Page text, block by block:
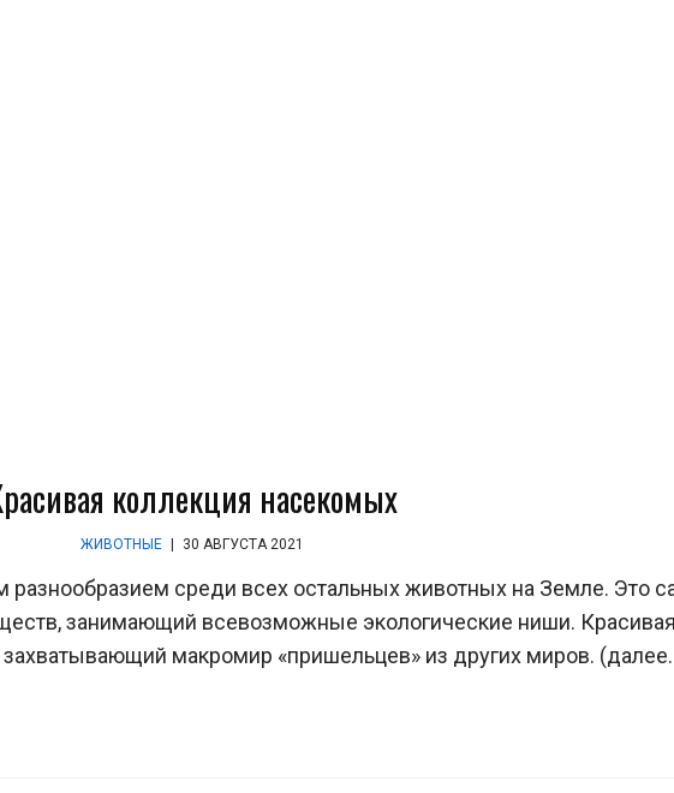
коллекция насекомых
ЖИВОТНЫЕ | 30 АВГУСТА 2021
среди всех остальных животных на Земле. Это
занимающий всевозможные экологические ниши. Красивая
макромир «пришельцев» из других миров.